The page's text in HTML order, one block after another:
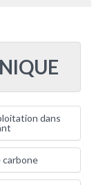
dans
carbone